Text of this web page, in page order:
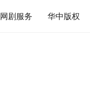
网剧服务 华中版权